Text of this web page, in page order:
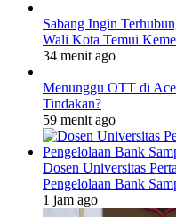
Sabang Ingin
Wali Kota Temui
34 menit ago
Menunggu OTT di
Tindakan?
59 menit ago
Dosen Universitas
Pengelolaan Bank
1 jam ago